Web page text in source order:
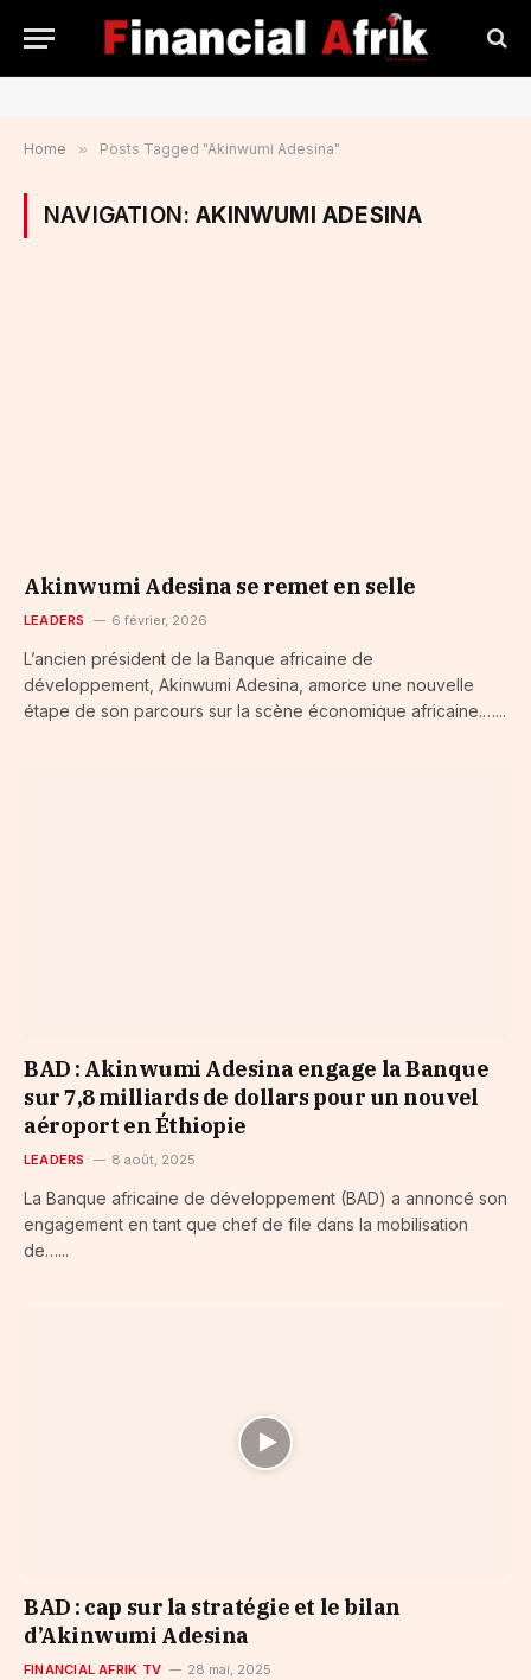
Home » Posts Tagged "Akinwumi Adesina"
NAVIGATION:AKINWUMI ADESINA
Akinwumi Adesina se remet en selle
LEADERS 6 février, 2026
L’ancien président de la Banque africaine de
développement, Akinwumi Adesina, amorce une nouvelle
étape de son parcours sur la scène économique africaine.…...
BAD : Akinwumi Adesina engage la Banque
sur 7,8 milliards de dollars pour un nouvel
aéroport en Éthiopie
LEADERS 8 août, 2025
La Banque africaine de développement (BAD) a annoncé son
engagement en tant que chef de file dans la mobilisation
de…...
BAD : cap sur la stratégie et le bilan
d’Akinwumi Adesina
FINANCIAL AFRIK TV 28 mai, 2025